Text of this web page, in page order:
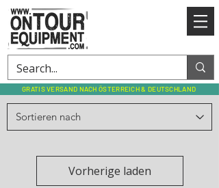
GRATIS VERSAND NACH ÖSTERREICH & DEUTSCHLAND
Vorherige laden